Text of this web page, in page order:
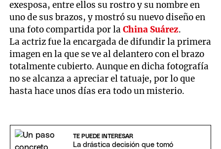
exesposa, entre ellos su rostro y su nombre en
uno de sus brazos, y mostró su nuevo diseño en
una foto compartida por laChina Suárez.
La actriz fue la encargada de difundir la primera
imagen en la que se ve al delantero con el brazo
totalmente cubierto. Aunque en dicha fotografía
no se alcanza a apreciar el tatuaje, por lo que
hasta hace unos días era todo un misterio.
TE PUEDE INTERESAR
La drástica decisión que tomó